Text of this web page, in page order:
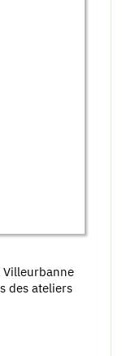
des ateliers